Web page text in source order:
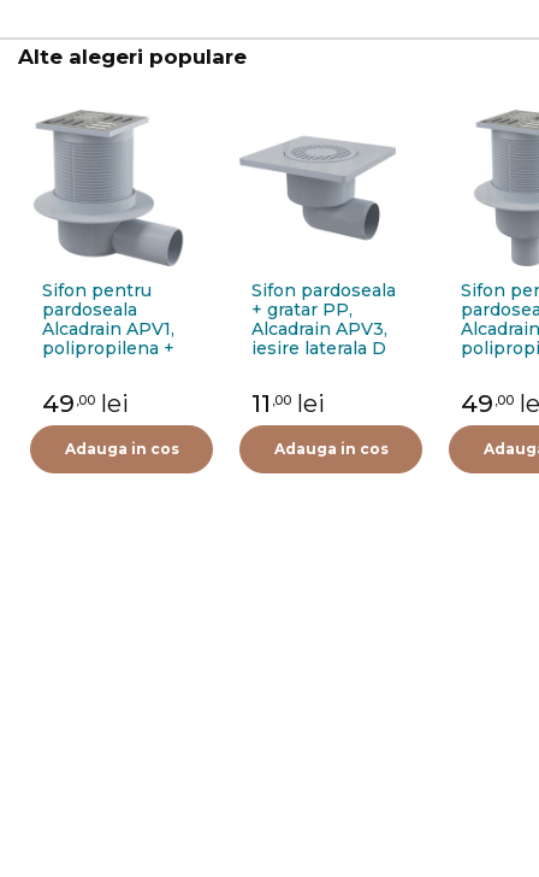
Alte alegeri populare
Sifon pentru
pardoseala
Alcadrain APV1,
polipropilena +
D 50 mm
49 ,00 lei
Adauga in cos
Sifon pardoseala
+ gratar PP,
Alcadrain APV3,
iesire laterala D
11 ,00 lei
Adauga in cos
Sifon
49 ,00